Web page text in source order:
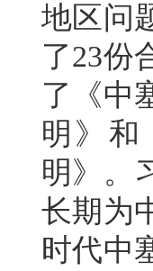
地区问
了23份
了《中
明》和
明》。
长期为
时代中